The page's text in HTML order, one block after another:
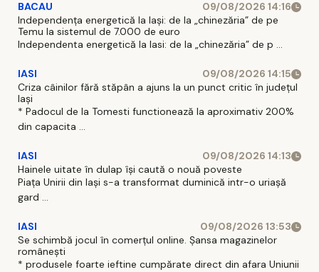
BACAU
09/08/2026 14:16
Independența energetică la Iași: de la „chinezăria” de pe
Temu la sistemul de 7.000 de euro
Independenta energetică la Iasi: de la „chinezăria” de p ...
IASI
09/08/2026 14:15
Criza câinilor fără stăpân a ajuns la un punct critic în județul
Iași
* Padocul de la Tomesti functionează la aproximativ 200%
din capacita ...
IASI
09/08/2026 14:13
Hainele uitate în dulap îşi caută o nouă poveste
Piaţa Unirii din Iaşi s-a transformat duminică intr-o uriaşă
gard ...
IASI
09/08/2026 13:53
Se schimbă jocul în comerțul online. Șansa magazinelor
românești
* produsele foarte ieftine cumpărate direct din afara Uniunii